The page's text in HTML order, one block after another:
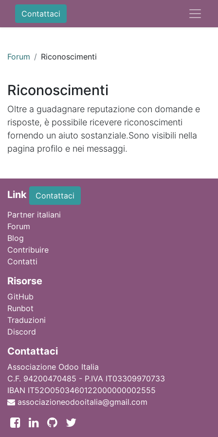
Contattaci
Forum Riconoscimenti
Riconoscimenti
Oltre a guadagnare reputazione con domande e
risposte, è possibile ricevere riconoscimenti
fornendo un aiuto sostanziale.Sono visibili nella
pagina profilo e nei messaggi.
Link
Contattaci
Partner italiani
Forum
Blog
Contribuire
Contatti
Risorse
GitHub
Runbot
Traduzioni
Discord
Contattaci
Associazione Odoo Italia
C.F. 94200470485 - P.IVA IT03309970733
IBAN IT52O0503460122000000002555
associazioneodooitalia@gmail.com